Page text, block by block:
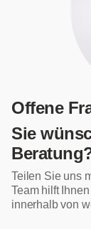
Offene
Sie
Teilen Sie uns
Team hilft
innerhalb von